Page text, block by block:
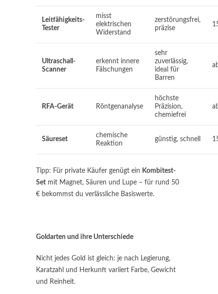
Leitfähigkeits-
Tester
misst
elektrischen
Widerstand
zerstörungsfrei,
präzise
Ultraschall-
Scanner
erkennt innere
Fälschungen
sehr
zuverlässig,
ideal für
Barren
RFA-Gerät Röntgenanalyse
höchste
Präzision,
chemiefrei
Säureset
chemische
Reaktion
günstig, schnell
Tipp: Für private Käufer genügt ein Kombitest-
Set mit Magnet, Säuren und Lupe – für rund 50
€ bekommst du verlässliche Basiswerte.
Goldarten und ihre Unterschiede
Nicht jedes Gold ist gleich: je nach Legierung,
Karatzahl und Herkunft variiert Farbe, Gewicht
und Reinheit.